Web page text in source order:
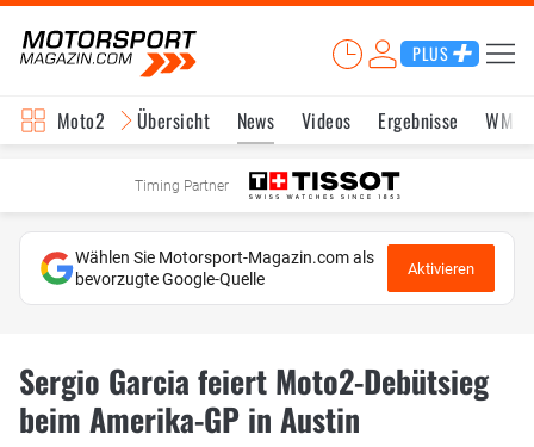
PLUS
Moto2 Übersicht News Videos Ergebnisse WM-
Timing Partner
Wählen Sie Motorsport-Magazin.com als
bevorzugte Google-Quelle
Aktivieren
Sergio Garcia feiert Moto2-Debütsieg
beim Amerika-GP in Austin